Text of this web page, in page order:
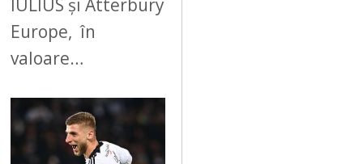
IULIUS și Atterbury
Europe, în
valoare…